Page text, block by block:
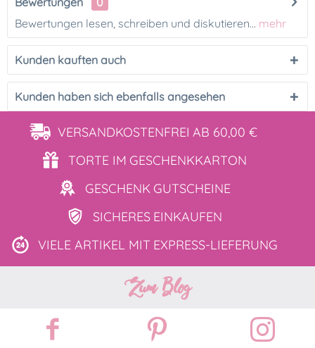
Bewertungen lesen, schreiben und diskutieren... mehr
Kunden kauften auch
Kunden haben sich ebenfalls angesehen
VERSANDKOSTENFREI AB 60,00 €
TORTE IM GESCHENKKARTON
GESCHENK GUTSCHEINE
SICHERES EINKAUFEN
VIELE ARTIKEL MIT EXPRESS-LIEFERUNG
Zum Blog